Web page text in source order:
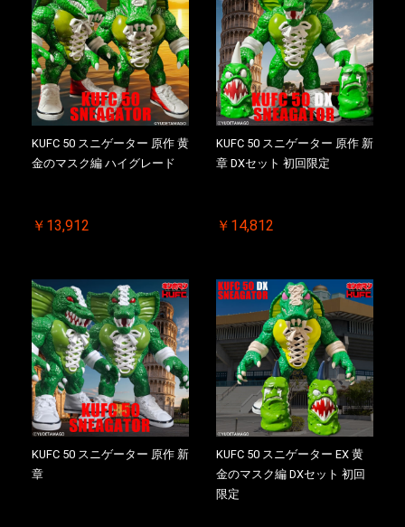
KUFC 50 スニゲーター 原作 黄
金のマスク編 ハイグレード
￥13,912
KUFC 50 スニゲーター 原作 新
章 DXセット 初回限定
￥14,812
KUFC 50 スニゲーター 原作 新
章
KUFC 50 スニゲーター EX 黄
金のマスク編 DXセット 初回
限定